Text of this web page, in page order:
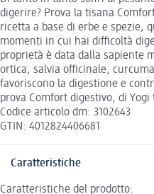
digerire? Prova la tisana
ricetta a base di erbe e spezie,
momenti in cui hai difficoltà
proprietà è data dalla sapiente
ortica, salvia officinale,
favoriscono la digestione e
prova Comfort digestivo, di Yogi
Codice articolo dm: 3102643
GTIN: 4012824406681
Caratteristiche
Caratteristiche del prodotto: